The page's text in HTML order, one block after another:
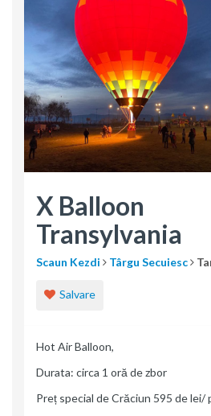
X Balloon
Transylvania
Scaun Kezdi Târgu Secuiesc
Salvare
Hot Air Balloon,
Durata: circa 1 oră de zbor
Preț special de Crăciun 595 de lei/